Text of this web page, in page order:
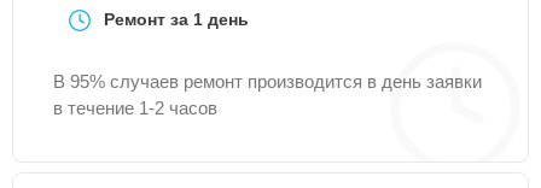
Ремонт за 1 день
В 95% случаев ремонт производится в день заявки
в течение 1-2 часов